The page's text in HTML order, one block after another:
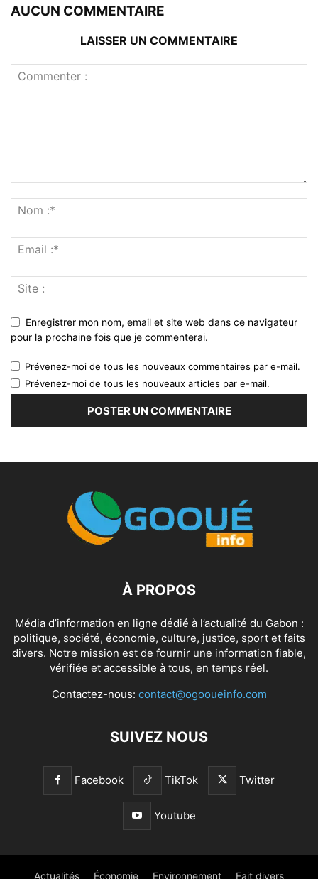
AUCUN COMMENTAIRE
LAISSER UN COMMENTAIRE
Enregistrer mon nom, email et site web dans ce navigateur
pour la prochaine fois que je commenterai.
Prévenez-moi de tous les nouveaux commentaires par e-mail.
Prévenez-moi de tous les nouveaux articles par e-mail.
À PROPOS
Média d’information en ligne dédié à l’actualité du Gabon :
politique, société, économie, culture, justice, sport et faits
divers. Notre mission est de fournir une information fiable,
vérifiée et accessible à tous, en temps réel.
Contactez-nous: contact@ogooueinfo.com
SUIVEZ NOUS
Facebook TikTok Twitter
Youtube
Actualités Économie Environnement Fait divers